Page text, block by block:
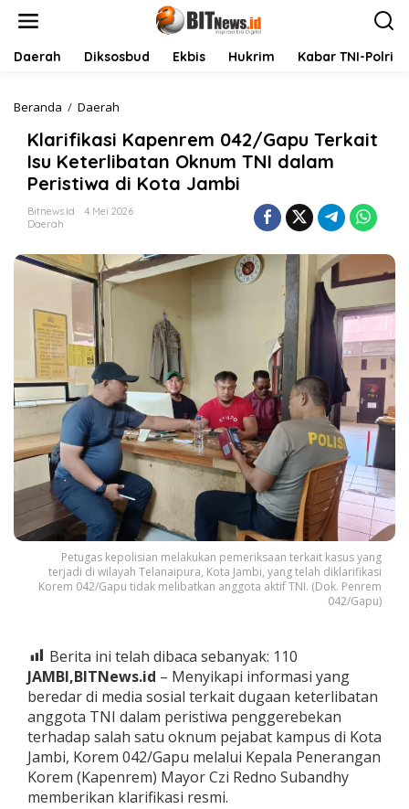
Daerah Diksosbud Ekbis Hukrim Kabar TNI-Polri
Beranda / Daerah
a
r
i
f
i
s
i
K
r
e
m
0
4
2
/
G
a
p
T
e
r
t
I
s
u
K
e
e
r
l
Klarifikasi Kapenrem 042/Gapu Terkait
Isu Keterlibatan Oknum TNI dalam
Peristiwa di Kota Jambi
Bitnews.id
4 Mei 2026
Daerah
Petugas kepolisian melakukan pemeriksaan terkait kasus yang
terjadi di wilayah Telanaipura, Kota Jambi, yang telah diklarifikasi
Korem 042/Gapu tidak melibatkan anggota aktif TNI. (Dok. Penrem
042/Gapu)
Berita ini telah dibaca sebanyak: 110
JAMBI,BITNews.id – Menyikapi informasi yang
beredar di media sosial terkait dugaan keterlibatan
anggota TNI dalam peristiwa penggerebekan
terhadap salah satu oknum pejabat kampus di Kota
Jambi, Korem 042/Gapu melalui Kepala Penerangan
Korem (Kapenrem) Mayor Czi Redno Subandhy
memberikan klarifikasi resmi.